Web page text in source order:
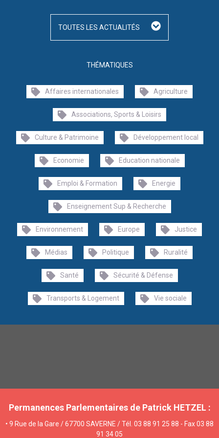
THÉMATIQUES
Affaires internationales Agriculture
Associations, Sports & Loisirs
Culture & Patrimoine Développement local
Economie Education nationale
Emploi & Formation Energie
Enseignement Sup & Recherche
Environnement Europe Justice
Médias Politique Ruralité
Santé Sécurité & Défense
Transports & Logement Vie sociale
TOUTES LES ACTUALITÉS
Permanences Parlementaires de Patrick HETZEL :
• 9 Rue de la Gare / 67700 SAVERNE / Tél. 03 88 91 25 88 - Fax 03 88
91 34 05